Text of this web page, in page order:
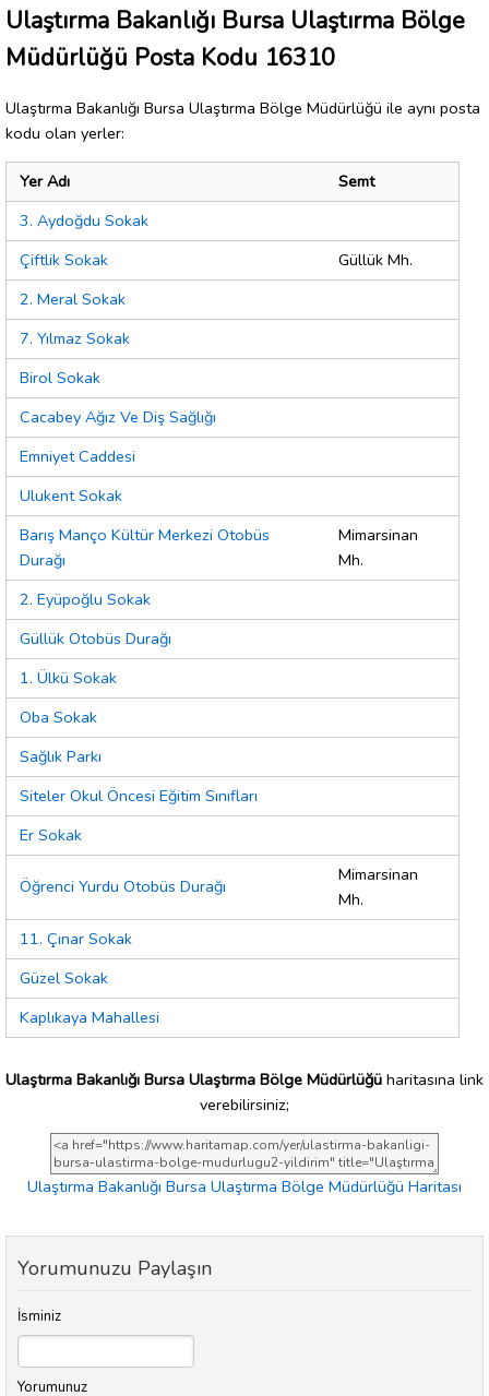
Ulaştırma Bakanlığı Bursa Ulaştırma Bölge
Müdürlüğü Posta Kodu 16310
Ulaştırma Bakanlığı Bursa Ulaştırma Bölge Müdürlüğü ile aynı posta
kodu olan yerler:
Yer Adı
Semt
3. Aydoğdu Sokak
Çiftlik Sokak
Güllük Mh.
2. Meral Sokak
7. Yılmaz Sokak
Birol Sokak
Cacabey Ağız Ve Diş Sağlığı
Emniyet Caddesi
Ulukent Sokak
Barış Manço Kültür Merkezi Otobüs
Durağı
Mimarsinan
Mh.
2. Eyüpoğlu Sokak
Güllük Otobüs Durağı
1. Ülkü Sokak
Oba Sokak
Sağlık Parkı
Siteler Okul Öncesi Eğitim Sınıfları
Er Sokak
Öğrenci Yurdu Otobüs Durağı
Mimarsinan
Mh.
11. Çınar Sokak
Güzel Sokak
Kaplıkaya Mahallesi
Ulaştırma Bakanlığı Bursa Ulaştırma Bölge Müdürlüğü haritasına link
verebilirsiniz;
Ulaştırma Bakanlığı Bursa Ulaştırma Bölge Müdürlüğü Haritası
Yorumunuzu Paylaşın
İsminiz
Yorumunuz